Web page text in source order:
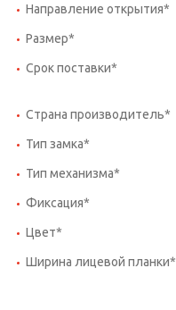
Направление открытия*
Размер*
Срок поставки*
Страна производитель*
Тип замка*
Тип механизма*
Фиксация*
Цвет*
Ширина лицевой планки*